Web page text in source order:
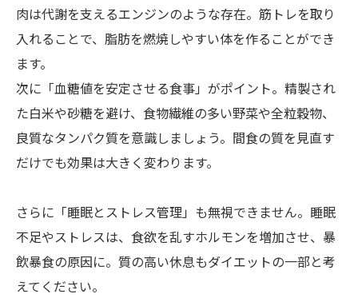
肉は代謝を支えるエンジンのような存在。筋トレを取り
入れることで、脂肪を燃焼しやすい体を作ることができ
ます。
次に「血糖値を安定させる食事」がポイント。精製され
た白米や砂糖を避け、食物繊維の多い野菜や全粒穀物、
良質なタンパク質を意識しましょう。間食の質を見直す
だけでも効果は大きく変わります。
さらに「睡眠とストレス管理」も無視できません。睡眠
不足やストレスは、食欲を乱すホルモンを増加させ、暴
飲暴食の原因に。質の高い休息もダイエットの一部と考
えてください。